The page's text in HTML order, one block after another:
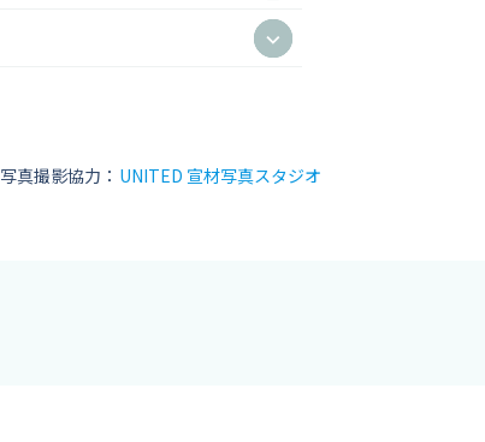
写真撮影協力： UNITED 宣材写真スタジオ